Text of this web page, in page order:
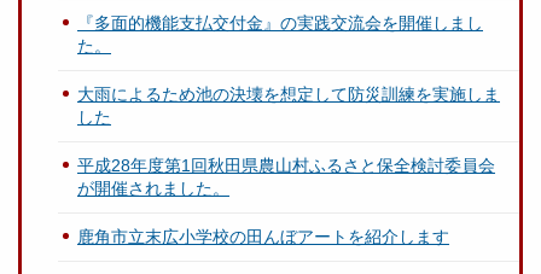
『多面的機能支払交付金』の実践交流会を開催しまし
た。
大雨によるため池の決壊を想定して防災訓練を実施しま
した
平成28年度第1回秋田県農山村ふるさと保全検討委員会
が開催されました。
鹿角市立末広小学校の田んぼアートを紹介します